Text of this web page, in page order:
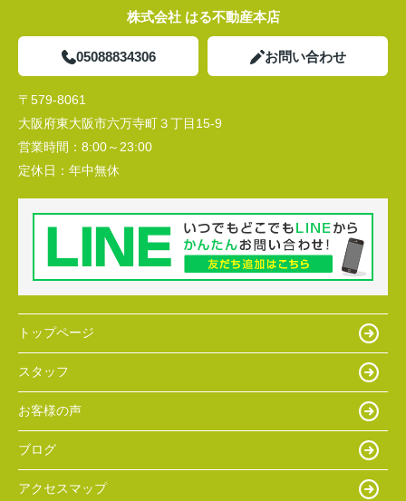
株式会社 はる不動産本店
05088834306 お問い合わせ
〒579-8061
大阪府東大阪市六万寺町３丁目15-9
営業時間： 8:00～23:00
定休日： 年中無休
トップページ
スタッフ
お客様の声
ブログ
アクセスマップ